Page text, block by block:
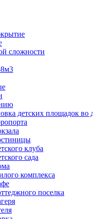
сложности
детских площадок
клуба
сада
комплекса
поселка